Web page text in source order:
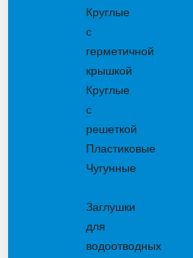
Круглые
с
герметичной
крышкой
Круглые
с
решеткой
Пластиковые
Чугунные
Заглушки
для
водоотводных